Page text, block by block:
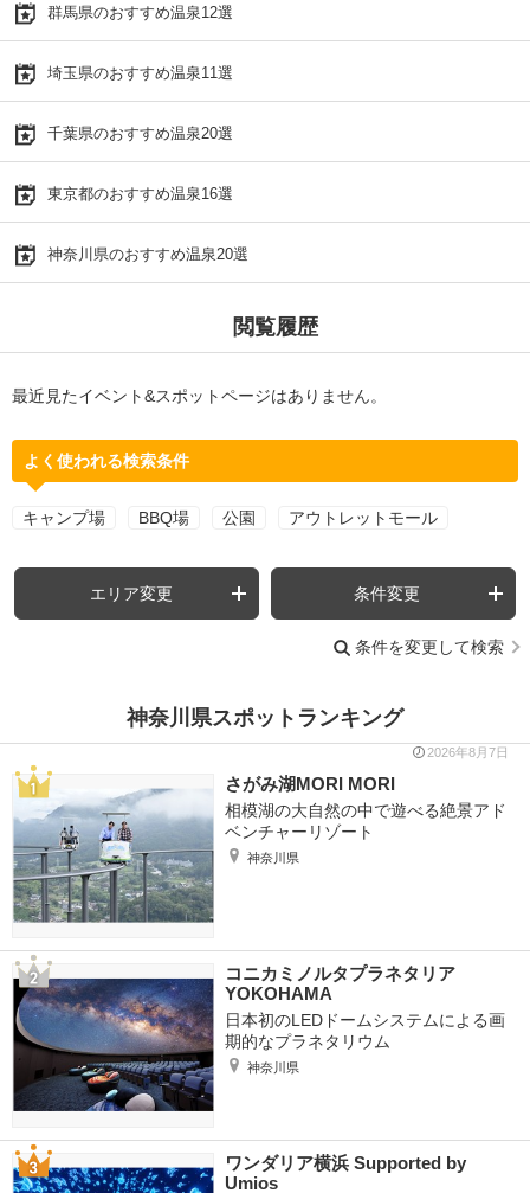
群馬県のおすすめ温泉12選
埼玉県のおすすめ温泉11選
千葉県のおすすめ温泉20選
東京都のおすすめ温泉16選
神奈川県のおすすめ温泉20選
閲覧履歴
最近見たイベント&スポットページはありません。
よく使われる検索条件
キャンプ場 BBQ場 公園 アウトレットモール
エリア変更 条件変更
条件を変更して検索
神奈川県スポットランキング
2026年8月7日
さがみ湖MORI MORI
相模湖の大自然の中で遊べる絶景アド
ベンチャーリゾート
神奈川県
コニカミノルタプラネタリア
YOKOHAMA
日本初のLEDドームシステムによる画
期的なプラネタリウム
神奈川県
ワンダリア横浜 Supported by
Umios